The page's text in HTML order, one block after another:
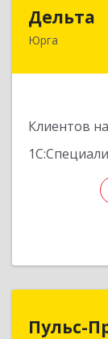
Дельта
Юрга
Клиентов
Пульс-